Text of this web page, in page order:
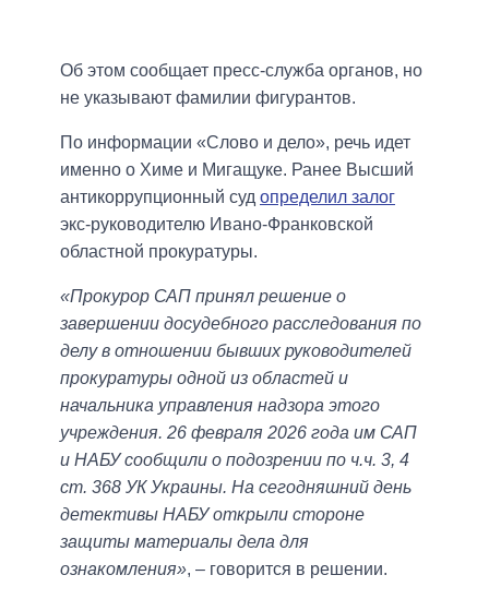
Об этом сообщает пресс-служба органов, но
не указывают фамилии фигурантов.
По информации «Слово и дело», речь идет
именно о Химе и Мигащуке. Ранее Высший
антикоррупционный суд определил залог
экс-руководителю Ивано-Франковской
областной прокуратуры.
«Прокурор САП принял решение о
завершении досудебного расследования по
делу в отношении бывших руководителей
прокуратуры одной из областей и
начальника управления надзора этого
учреждения. 26 февраля 2026 года им САП
и НАБУ сообщили о подозрении по ч.ч. 3, 4
ст. 368 УК Украины. На сегодняшний день
детективы НАБУ открыли стороне
защиты материалы дела для
ознакомления», – говорится в решении.